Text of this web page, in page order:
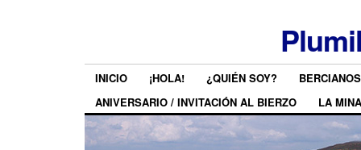
INICIO ¡HOLA! ¿QUIÉN SOY?
ANIVERSARIO / INVITACIÓN AL BIERZO
LA MINA